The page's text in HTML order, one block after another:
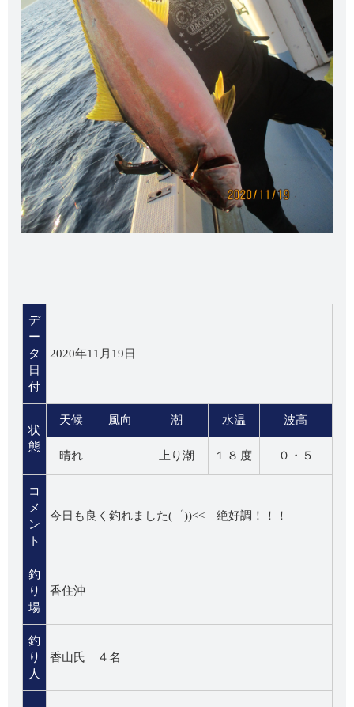
デ
ー
タ
日
付
2020年11月19日
状
態
天候 風向 潮 水温 波高
晴れ 上り潮 １８度 ０・５
コ
メ
ン
ト
今日も良く釣れました(゜))<< 絶好調！！！
釣
り
場
香住沖
釣
り
人
香山氏 ４名